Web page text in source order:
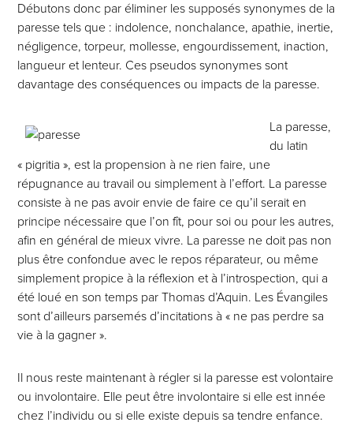
Débutons donc par éliminer les supposés synonymes de la
paresse tels que : indolence, nonchalance, apathie, inertie,
négligence, torpeur, mollesse, engourdissement, inaction,
langueur et lenteur. Ces pseudos synonymes sont
davantage des conséquences ou impacts de la paresse.
La paresse,
du latin
« pigritia », est la propension à ne rien faire, une
répugnance au travail ou simplement à l’effort. La paresse
consiste à ne pas avoir envie de faire ce qu’il serait en
principe nécessaire que l’on fît, pour soi ou pour les autres,
afin en général de mieux vivre. La paresse ne doit pas non
plus être confondue avec le repos réparateur, ou même
simplement propice à la réflexion et à l’introspection, qui a
été loué en son temps par Thomas d’Aquin. Les Évangiles
sont d’ailleurs parsemés d’incitations à « ne pas perdre sa
vie à la gagner ».
Il nous reste maintenant à régler si la paresse est volontaire
ou involontaire. Elle peut être involontaire si elle est innée
chez l’individu ou si elle existe depuis sa tendre enfance.